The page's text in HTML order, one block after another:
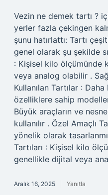
Vezin ne demek tartı ?
yerler fazla çekingen
şunu hatırlattı: Tartı
genel olarak şu şekilde
: Kişisel kilo ölçümünde
veya analog olabilir .
Kullanılan Tartılar :
özelliklere sahip
Büyük araçların ve
kullanılır . Özel Amaçlı
yönelik olarak
Tartıları : Kişisel kilo
genellikle dijital veya
Aralık 16, 2025 Yanıtla